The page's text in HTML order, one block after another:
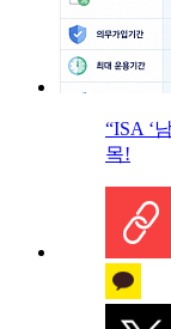
“ISA ‘
목!